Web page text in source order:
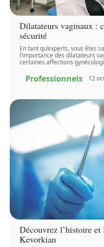
Dilatateurs vaginaux :
sécurité
En tant qu’experts, vous êtes
l’importance des dilatateurs
certaines affections
Professionnels 12
Découvrez l’histoire
Kevorkian